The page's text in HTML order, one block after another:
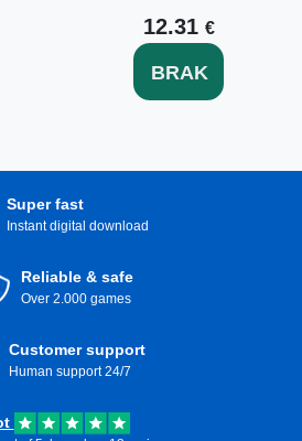
12.31 €
BRAK
Super fast
Instant digital download
Reliable & safe
Over 2.000 games
Customer support
Human support 24/7